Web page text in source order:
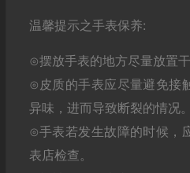
温馨提示之手表保养:
⊙摆放手表的地方尽量放置
⊙皮质的手表应尽量避免接
异味，进而导致断裂的情况。
⊙手表若发生故障的时候，
表店检查。